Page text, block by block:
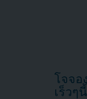
โจจอ
เร็วๆนี้